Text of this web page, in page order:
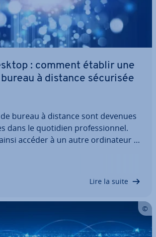
: comment établir une
à distance sécurisée
bureau à distance sont devenues
dans le quotidien pro­fes­sion­nel.
accéder à un autre or­di­na­teur à
in­for­ma­tique, les con­fé­rences en
Lire la suite